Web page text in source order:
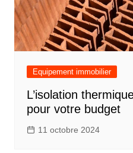
Equipement immobilier
L’isolation
pour votre budget
11 octobre 2024